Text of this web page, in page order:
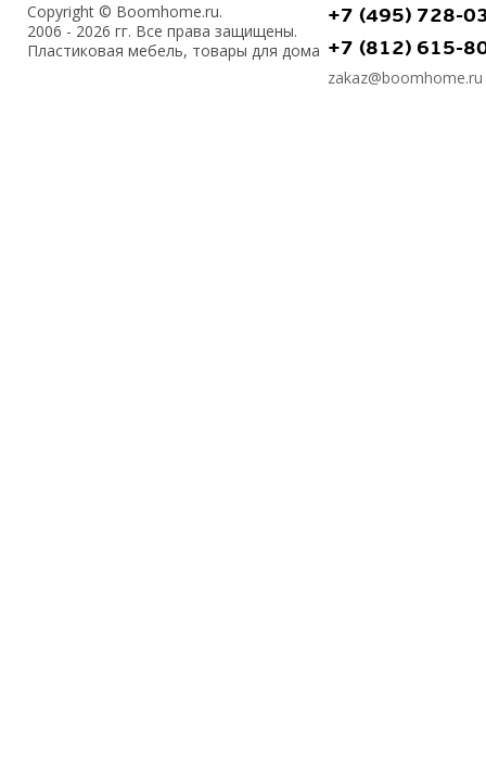
Copyright © Boomhome.ru.
2006 - 2026 гг. Все права защищены.
Пластиковая мебель, товары для дома
+7 (495) 728-
+7 (812) 615-
zakaz@boomhome.ru